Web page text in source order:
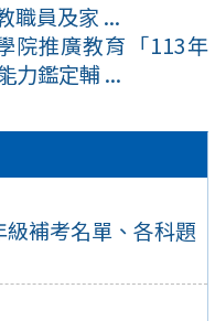
補考名單、各科題
職員及家 ...
院推廣教育「113年
力鑑定輔 ...